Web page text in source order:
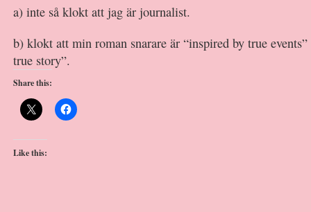
a) inte så klokt att jag är journalist.
b) klokt att min roman snarare är “inspired by true events”
true story”.
Share this:
Like this: